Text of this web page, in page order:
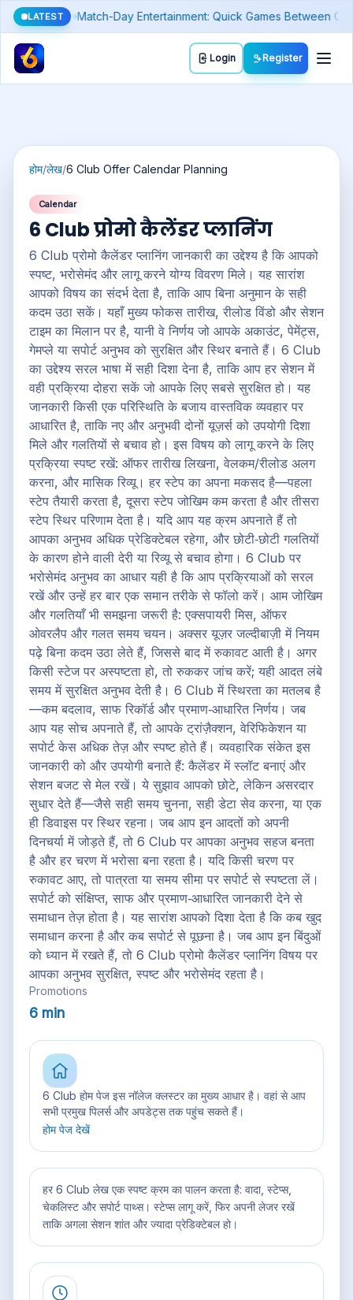
LATEST
Rates (and Spot a Fake Number) Silver Price Today: Why It
Login Register
होम/लेख/6 Club Offer Calendar Planning
Calendar
6 Club प्रोमो कैलेंडर प्लानिंग
6 Club प्रोमो कैलेंडर प्लानिंग जानकारी का उद्देश्य है कि आपको
स्पष्ट, भरोसेमंद और लागू करने योग्य विवरण मिले। यह सारांश
आपको विषय का संदर्भ देता है, ताकि आप बिना अनुमान के सही
कदम उठा सकें। यहाँ मुख्य फोकस तारीख, रीलोड विंडो और सेशन
टाइम का मिलान पर है, यानी वे निर्णय जो आपके अकाउंट, पेमेंट्स,
गेमप्ले या सपोर्ट अनुभव को सुरक्षित और स्थिर बनाते हैं। 6 Club
का उद्देश्य सरल भाषा में सही दिशा देना है, ताकि आप हर सेशन में
वही प्रक्रिया दोहरा सकें जो आपके लिए सबसे सुरक्षित हो। यह
जानकारी किसी एक परिस्थिति के बजाय वास्तविक व्यवहार पर
आधारित है, ताकि नए और अनुभवी दोनों यूज़र्स को उपयोगी दिशा
मिले और गलतियों से बचाव हो। इस विषय को लागू करने के लिए
प्रक्रिया स्पष्ट रखें: ऑफर तारीख लिखना, वेलकम/रीलोड अलग
करना, और मासिक रिव्यू। हर स्टेप का अपना मकसद है—पहला
स्टेप तैयारी करता है, दूसरा स्टेप जोखिम कम करता है और तीसरा
स्टेप स्थिर परिणाम देता है। यदि आप यह क्रम अपनाते हैं तो
आपका अनुभव अधिक प्रेडिक्टेबल रहेगा, और छोटी‑छोटी गलतियों
के कारण होने वाली देरी या रिव्यू से बचाव होगा। 6 Club पर
भरोसेमंद अनुभव का आधार यही है कि आप प्रक्रियाओं को सरल
रखें और उन्हें हर बार एक समान तरीके से फॉलो करें। आम जोखिम
और गलतियाँ भी समझना जरूरी है: एक्सपायरी मिस, ऑफर
ओवरलैप और गलत समय चयन। अक्सर यूज़र जल्दीबाज़ी में नियम
पढ़े बिना कदम उठा लेते हैं, जिससे बाद में रुकावट आती है। अगर
किसी स्टेज पर अस्पष्टता हो, तो रुककर जांच करें; यही आदत लंबे
समय में सुरक्षित अनुभव देती है। 6 Club में स्थिरता का मतलब है
—कम बदलाव, साफ रिकॉर्ड और प्रमाण‑आधारित निर्णय। जब
आप यह सोच अपनाते हैं, तो आपके ट्रांज़ैक्शन, वेरिफिकेशन या
सपोर्ट केस अधिक तेज़ और स्पष्ट होते हैं। व्यवहारिक संकेत इस
जानकारी को और उपयोगी बनाते हैं: कैलेंडर में स्लॉट बनाएं और
सेशन बजट से मेल रखें। ये सुझाव आपको छोटे, लेकिन असरदार
सुधार देते हैं—जैसे सही समय चुनना, सही डेटा सेव करना, या एक
ही डिवाइस पर स्थिर रहना। जब आप इन आदतों को अपनी
दिनचर्या में जोड़ते हैं, तो 6 Club पर आपका अनुभव सहज बनता
है और हर चरण में भरोसा बना रहता है। यदि किसी चरण पर
रुकावट आए, तो पात्रता या समय सीमा पर सपोर्ट से स्पष्टता लें।
सपोर्ट को संक्षिप्त, साफ और प्रमाण‑आधारित जानकारी देने से
समाधान तेज़ होता है। यह सारांश आपको दिशा देता है कि कब खुद
समाधान करना है और कब सपोर्ट से पूछना है। जब आप इन बिंदुओं
को ध्यान में रखते हैं, तो 6 Club प्रोमो कैलेंडर प्लानिंग विषय पर
आपका अनुभव सुरक्षित, स्पष्ट और भरोसेमंद रहता है।
Promotions
6 min
6 Club होम पेज इस नॉलेज क्लस्टर का मुख्य आधार है। वहां से आप
सभी प्रमुख पिलर्स और अपडेट्स तक पहुंच सकते हैं।
होम पेज देखें
हर 6 Club लेख एक स्पष्ट क्रम का पालन करता है: वादा, स्टेप्स,
चेकलिस्ट और सपोर्ट पाथ्स। स्टेप्स लागू करें, फिर अपनी लेजर रखें
ताकि अगला सेशन शांत और ज्यादा प्रेडिक्टेबल हो।